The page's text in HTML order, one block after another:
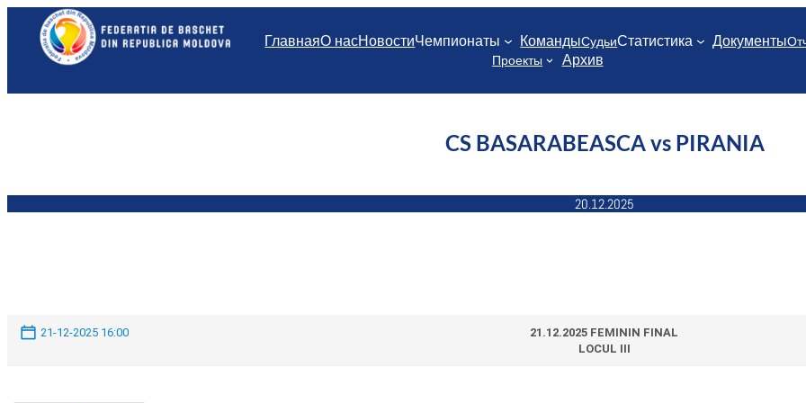
Перейти
содержимому
ГлавнаяО насНовостиЧемпионаты КомандыСудьиСтатистика Документы
Проекты
Архив
CS BASARABEASCA vs PIRANIA
20.12.2025
21-12-2025 16:00
21.12.2025 FEMININ FINAL
LOCUL III